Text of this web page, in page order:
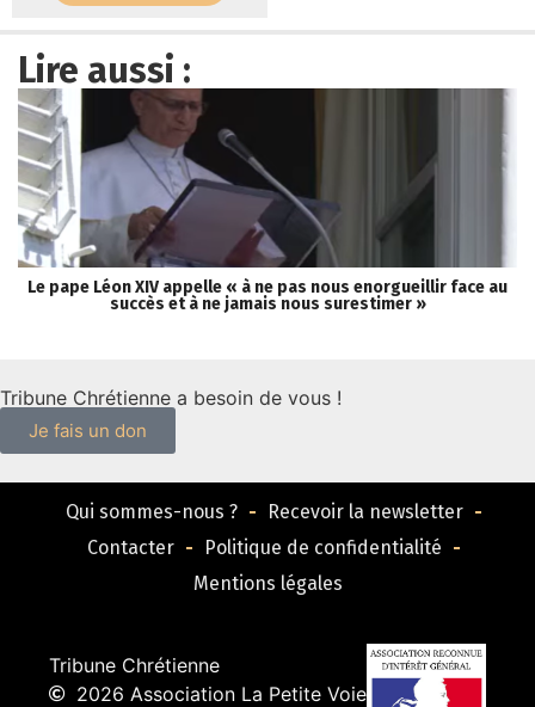
Lire aussi :
Le pape Léon XIV appelle « à ne pas nous enorgueillir face au
succès et à ne jamais nous surestimer »
Tribune Chrétienne a besoin de vous !
Je fais un don
Qui sommes-nous ?
Recevoir la newsletter
Contacter
Politique de confidentialité
Mentions légales
Tribune Chrétienne
2026 Association La Petite Voie